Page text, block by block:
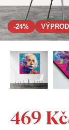
-24%
469 Kč